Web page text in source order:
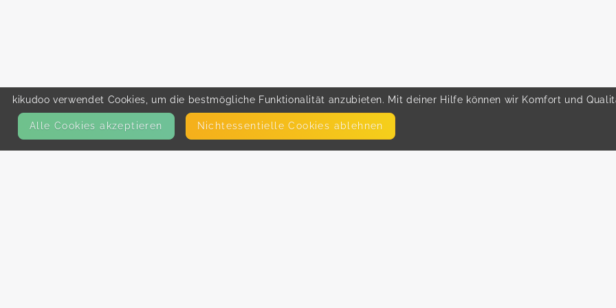
kikudoo verwendet Cookies, um die bestmögliche Funktionalität anzubieten. Mit deiner Hilfe können wir Komfort und
Alle Cookies akzeptieren Nicht­essentielle Cookies ablehnen